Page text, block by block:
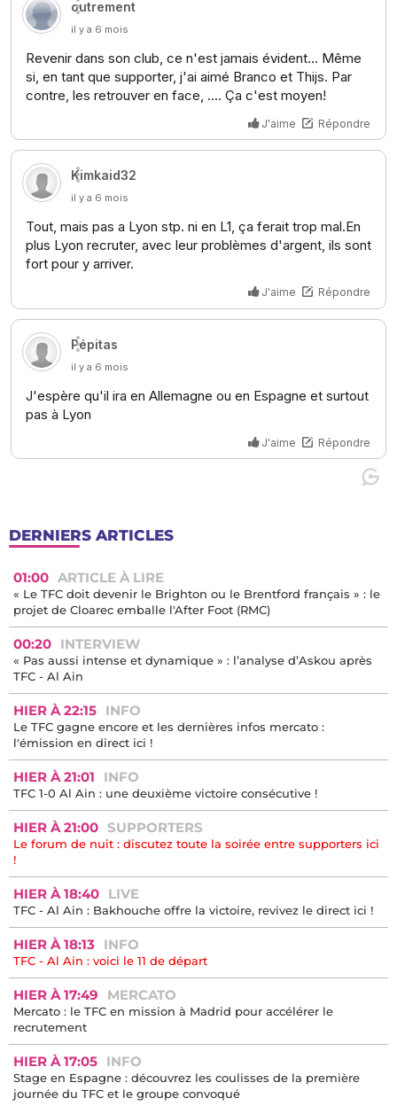
DERNIERS ARTICLES
01:00 ARTICLE À LIRE
« Le TFC doit devenir le Brighton ou le Brentford français » : le
projet de Cloarec emballe l'After Foot (RMC)
00:20 INTERVIEW
« Pas aussi intense et dynamique » : l’analyse d’Askou après
TFC - Al Ain
HIER À 22:15 INFO
Le TFC gagne encore et les dernières infos mercato :
l'émission en direct ici !
HIER À 21:01 INFO
TFC 1-0 Al Ain : une deuxième victoire consécutive !
HIER À 21:00 SUPPORTERS
Le forum de nuit : discutez toute la soirée entre supporters ici
!
HIER À 18:40 LIVE
TFC - Al Ain : Bakhouche offre la victoire, revivez le direct ici !
HIER À 18:13 INFO
TFC - Al Ain : voici le 11 de départ
HIER À 17:49 MERCATO
Mercato : le TFC en mission à Madrid pour accélérer le
recrutement
HIER À 17:05 INFO
Stage en Espagne : découvrez les coulisses de la première
journée du TFC et le groupe convoqué